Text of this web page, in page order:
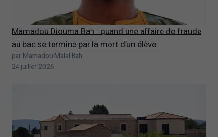
Mamadou Diouma Bah : quand une affaire de fraude
au bac se termine par la mort d’un élève
par Mamadou Malal Bah
24 juillet 2026